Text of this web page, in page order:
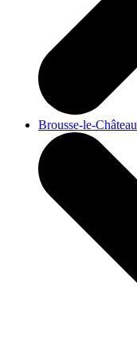
Brousse-le-Château